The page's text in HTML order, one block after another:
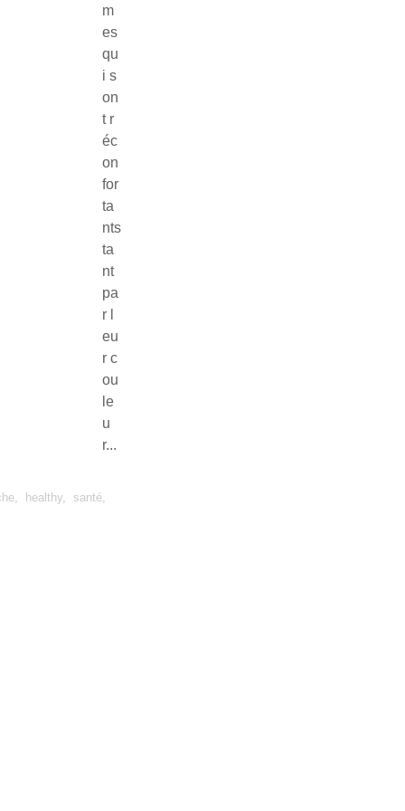
m
es
qu
i s
on
t r
éc
on
for
ta
nts
ta
nt
pa
r l
eu
r c
ou
le
u
r...
, healthy, santé,